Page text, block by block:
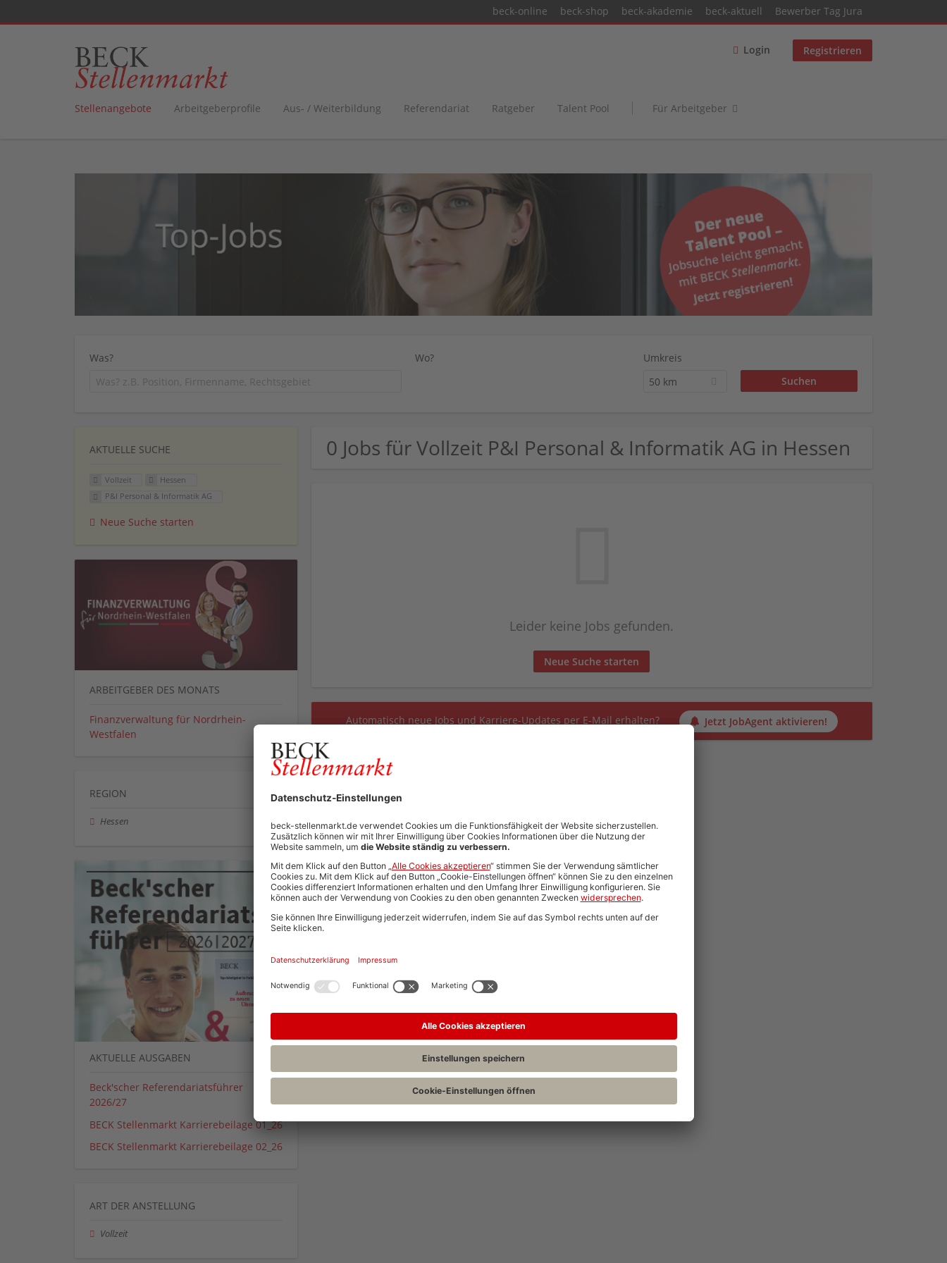
beck-online beck-shop beck-akademie beck-aktuell Bewerber Tag Jura
Login Registrieren
Stellenangebote Arbeitgeberprofile Aus- / Weiterbildung Referendariat Ratgeber Talent Pool Für Arbeitgeber
Was? Wo?
Umkreis
50 km
0 Jobs für Vollzeit P&I Personal & Informatik AG in Hessen
Leider keine Jobs gefunden.
Neue Suche starten
Automatisch neue Jobs und Karriere-Updates per E-Mail erhalten? Jetzt JobAgent aktivieren!
AKTUELLE SUCHE
Vollzeit
Hessen
P&I Personal & Informatik AG
Neue Suche starten
ARBEITGEBER DES MONATS
Finanzverwaltung für Nordrhein-
Westfalen
REGION
Hessen
AKTUELLE AUSGABEN
Beck'scher Referendariatsführer
2026/27
BECK Stellenmarkt Karrierebeilage 01_26
BECK Stellenmarkt Karrierebeilage 02_26
ART DER ANSTELLUNG
Vollzeit